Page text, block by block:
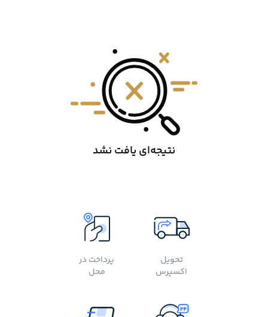
نتیجه‌ای یافت نشد
تحویل
اکسپرس
پرداخت در
محل